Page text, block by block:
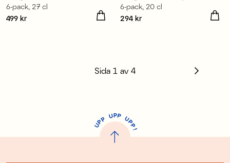
6-pack, 27 cl
Pris :499 kr
499 kr
6-pack, 20 cl
Pris :294 kr
294 kr
Sida 1 av 4
U
P
P UPP UP
P
!